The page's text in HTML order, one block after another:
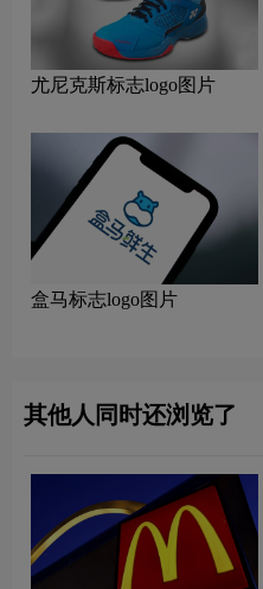
尤尼克斯标志logo图片
盒马标志logo图片
其他人同时还浏览了